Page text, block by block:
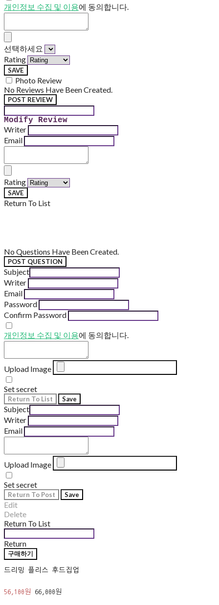
개인정보 수집 및 이용에 동의합니다.
선택하세요
Rating
SAVE
Photo Review
No Reviews Have Been Created.
POST REVIEW
Modify Review
Writer
Email
Rating
SAVE
Return To List
No Questions Have Been Created.
POST QUESTION
Subject
Writer
Email
Password
Confirm Password
개인정보 수집 및 이용에 동의합니다.
Upload Image
Set secret
Return To List Save
Subject
Writer
Email
Upload Image
Set secret
Return To Post Save
Edit
Delete
Return To List
Return
구매하기
드리밍 플리스 후드집업
56,100원 66,000원